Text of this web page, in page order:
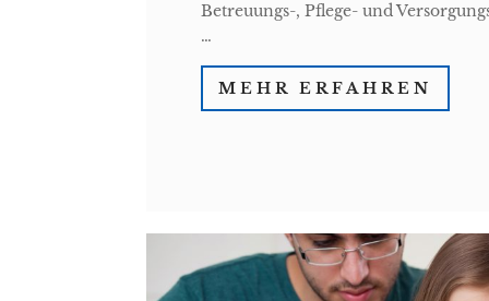
Betreuungs-, Pflege- und
…
MEHR ERFAHREN